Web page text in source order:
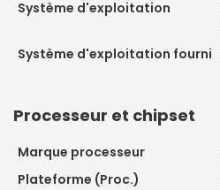
Système d'exploitation
Système d'exploitation fourni
Processeur et chipset
Marque processeur
Plateforme (Proc.)